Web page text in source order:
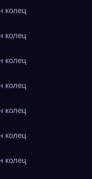
колец
колец
колец
колец
колец
колец
колец